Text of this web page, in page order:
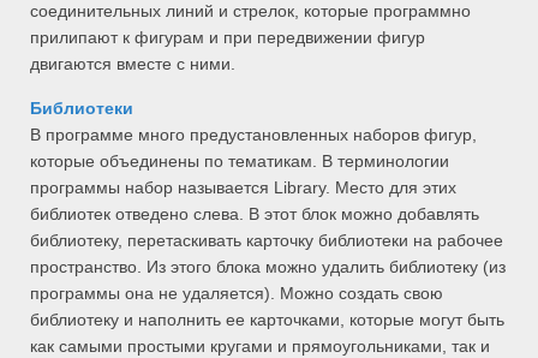
соединительных линий и стрелок, которые программно
прилипают к фигурам и при передвижении фигур
двигаются вместе с ними.
Библиотеки
В программе много предустановленных наборов фигур,
которые объединены по тематикам. В терминологии
программы набор называется Library. Место для этих
библиотек отведено слева. В этот блок можно добавлять
библиотеку, перетаскивать карточку библиотеки на рабочее
пространство. Из этого блока можно удалить библиотеку (из
программы она не удаляется). Можно создать свою
библиотеку и наполнить ее карточками, которые могут быть
как самыми простыми кругами и прямоугольниками, так и